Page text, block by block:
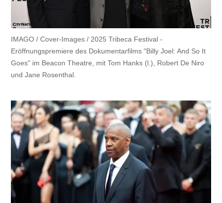
IMAGO / Cover-Images / 2025 Tribeca Festival -
Eröffnungspremiere des Dokumentarfilms "Billy Joel: And So It
Goes" im Beacon Theatre, mit Tom Hanks (l.), Robert De Niro
und Jane Rosenthal.